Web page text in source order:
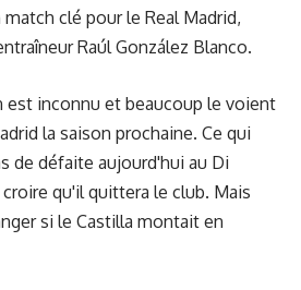
clé pour le Real Madrid,
Raúl González Blanco.
est inconnu et beaucoup le voient
la saison prochaine. Ce qui
de défaite aujourd'hui au Di
qu'il quittera le club. Mais
si le Castilla montait en